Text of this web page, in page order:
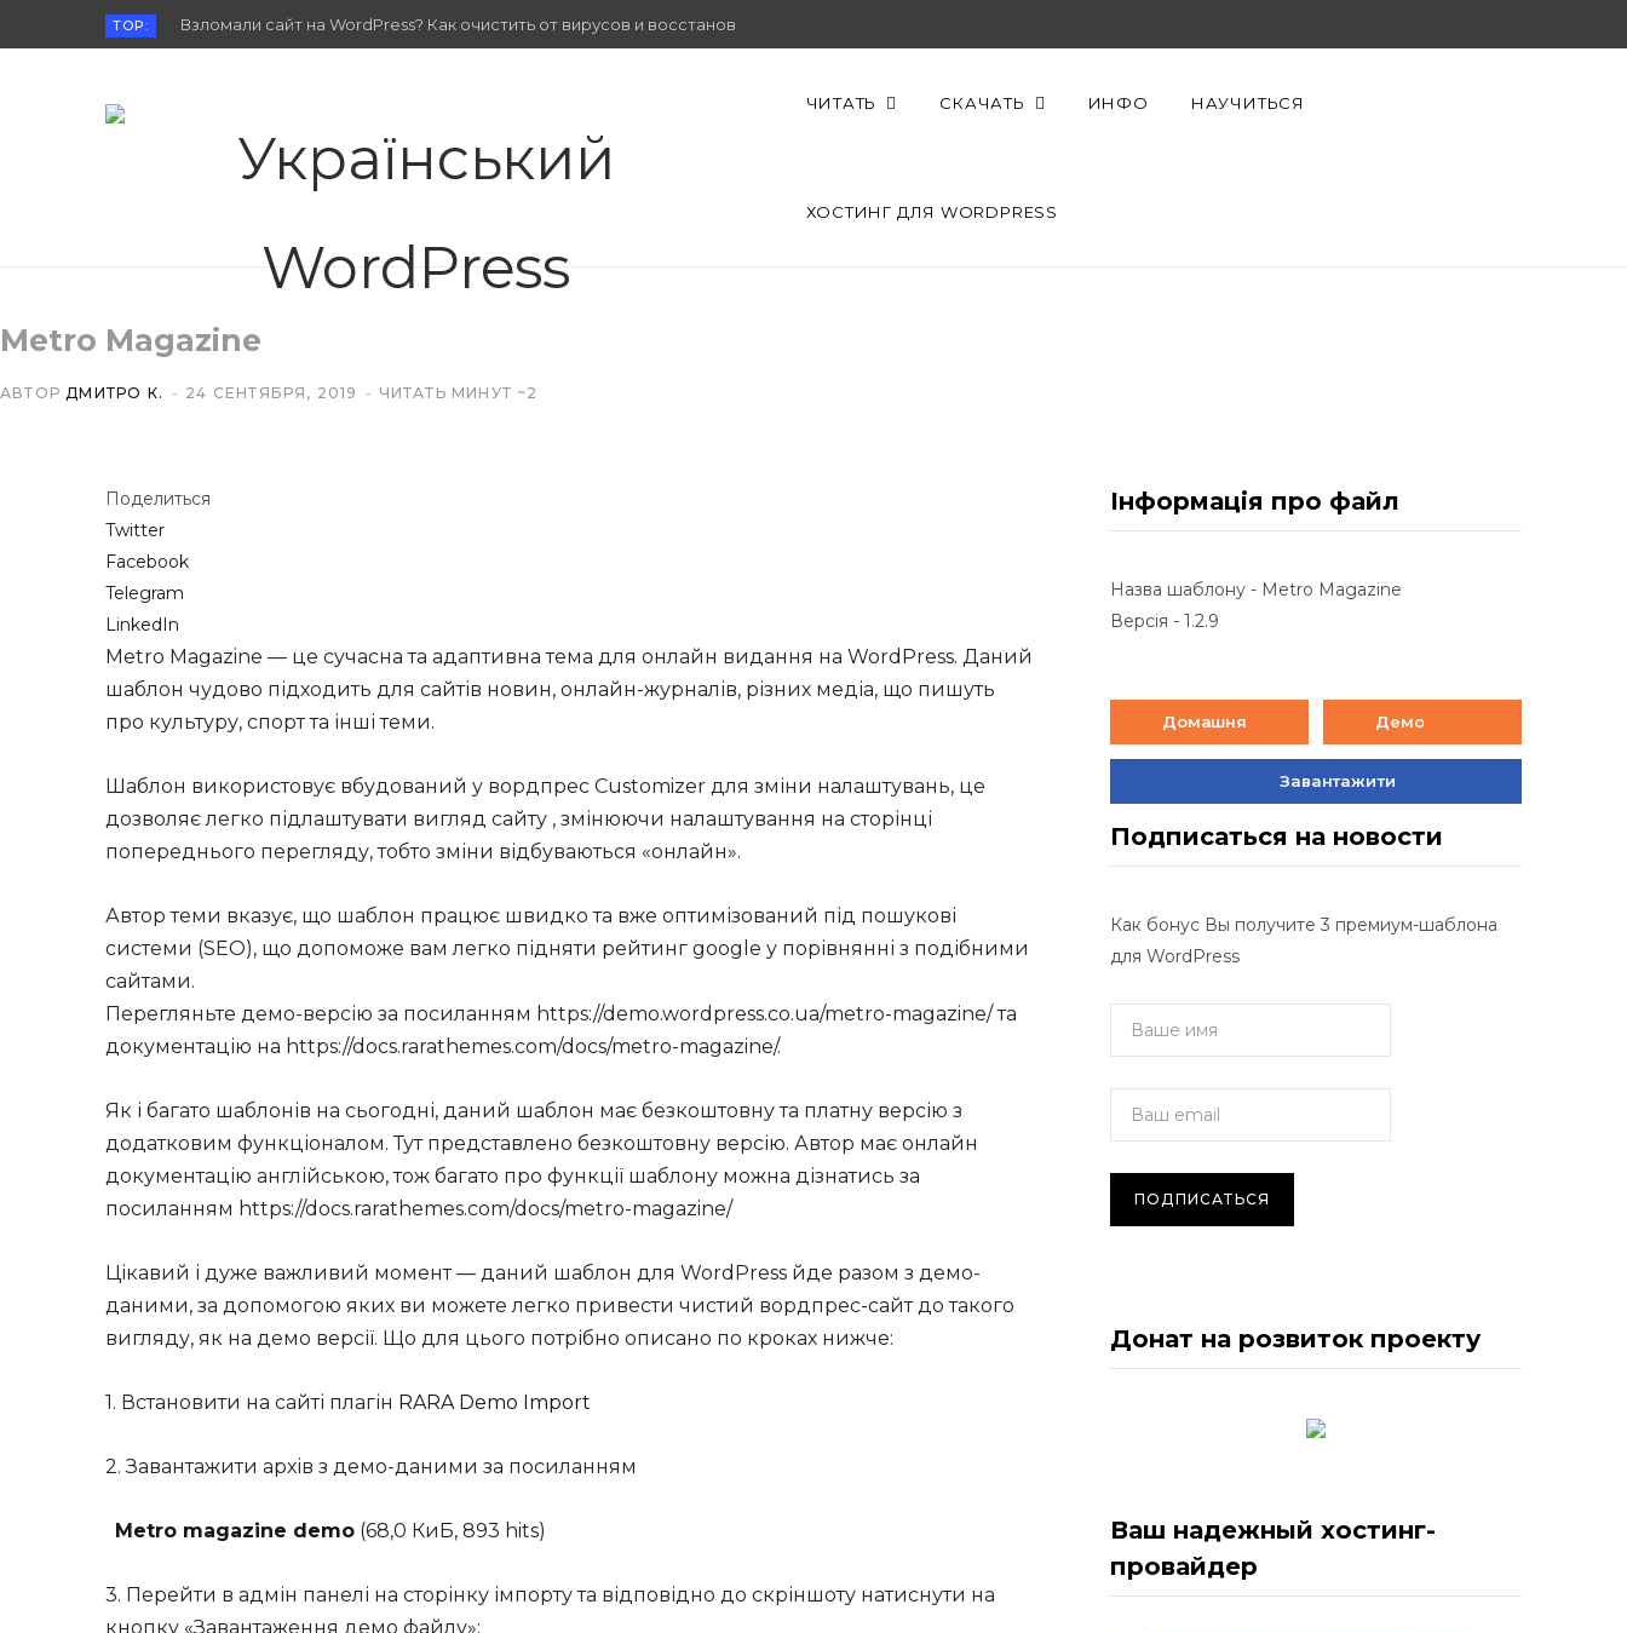
TOP: Взломали сайт на WordPress? Как очистить от вирусов и восстановить работу.
F X Y
ЧИТАТЬ СКАЧАТЬ ИНФО НАУЧИТЬСЯ
ХОСТИНГ ДЛЯ WORDPRESS
Metro Magazine
АВТОР ДМИТРО К. 24 СЕНТЯБРЯ, 2019 ЧИТАТЬ МИНУТ ~2
Поделиться
Twitter
Facebook
Telegram
LinkedIn
Metro Magazine — це сучасна та адаптивна тема для онлайн видання на WordPress. Даний
шаблон чудово підходить для сайтів новин, онлайн-журналів, різних медіа, що пишуть
про культуру, спорт та інші теми.
Шаблон використовує вбудований у вордпрес Customizer для зміни налаштувань, це
дозволяє легко підлаштувати вигляд сайту , змінюючи налаштування на сторінці
попереднього перегляду, тобто зміни відбуваються «онлайн».
Автор теми вказує, що шаблон працює швидко та вже оптимізований під пошукові
системи (SEO), що допоможе вам легко підняти рейтинг google у порівнянні з подібними
сайтами.
Перегляньте демо-версію за посиланням https://demo.wordpress.co.ua/metro-magazine/ та
документацію на https://docs.rarathemes.com/docs/metro-magazine/.
Як і багато шаблонів на сьогодні, даний шаблон має безкоштовну та платну версію з
додатковим функціоналом. Тут представлено безкоштовну версію. Автор має онлайн
документацію англійською, тож багато про функції шаблону можна дізнатись за
посиланням https://docs.rarathemes.com/docs/metro-magazine/
Цікавий і дуже важливий момент — даний шаблон для WordPress йде разом з демо-
даними, за допомогою яких ви можете легко привести чистий вордпрес-сайт до такого
вигляду, як на демо версії. Що для цього потрібно описано по кроках нижче:
1. Встановити на сайті плагін RARA Demo Import
2. Завантажити архів з демо-даними за посиланням
Metro magazine demo (68,0 КиБ, 893 hits)
3. Перейти в адмін панелі на сторінку імпорту та відповідно до скріншоту натиснути на
кнопку «Завантаження демо файлу»:
Інформація про файл
Назва шаблону - Metro Magazine
Версія - 1.2.9
Домашня Демо
Завантажити
Подписаться на новости
Как бонус Вы получите 3 премиум-шаблона
для WordPress
Донат на розвиток проекту
Ваш надежный хостинг-
провайдер